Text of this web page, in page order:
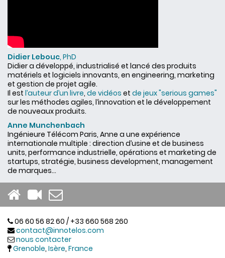
Didier Lebouc, PhD
Didier a développé, industrialisé et lancé des produits
matériels et logiciels innovants, en engineering, marketing
et gestion de projet agile.
Il est l’auteur d’un livre, de vidéos et de jeux "serious games"
sur les méthodes agiles, l‘innovation et le développement
de nouveaux produits.
Anne Munchenbach
Ingénieure Télécom Paris, Anne a une expérience
internationale multiple : direction d’usine et de business
units, performance industrielle, opérations et marketing de
startups, stratégie, business development, management
de marques...
06 60 56 82 60 / +33 660 568 260
contact@innotelos.com
nous contacter
Grenoble, Isère, France